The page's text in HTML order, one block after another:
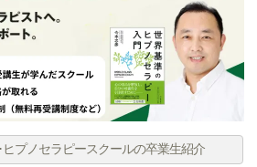
ヒプノセラピースクールの卒業生紹介